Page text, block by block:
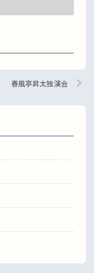
春風亭昇太独演会